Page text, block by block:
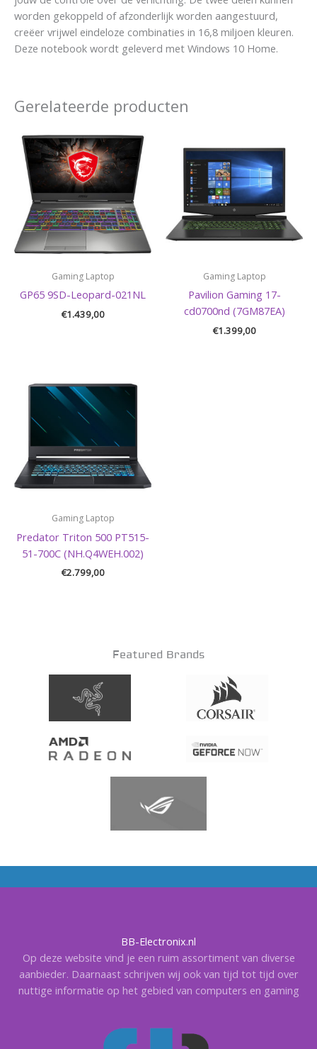
worden gekoppeld of afzonderlijk worden aangestuurd,
creëer vrijwel eindeloze combinaties in 16,8 miljoen kleuren.
Deze notebook wordt geleverd met Windows 10 Home.
Gerelateerde producten
Gaming Laptop
GP65 9SD-Leopard-021NL
€1.439,00
Gaming Laptop
Pavilion Gaming 17-
cd0700nd (7GM87EA)
€1.399,00
Gaming Laptop
Predator Triton 500 PT515-
51-700C (NH.Q4WEH.002)
€2.799,00
Featured Brands
BB-Electronix.nl
Op deze website vind je een ruim assortiment van diverse
aanbieder. Daarnaast schrijven wij ook van tijd tot tijd over
nuttige informatie op het gebied van computers en gaming